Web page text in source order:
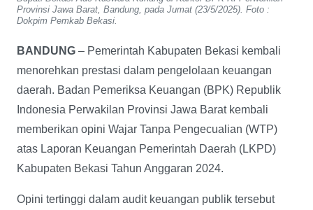
Provinsi Jawa Barat, Bandung, pada Jumat (23/5/2025). Foto :
Dokpim Pemkab Bekasi.
BANDUNG – Pemerintah Kabupaten Bekasi kembali
menorehkan prestasi dalam pengelolaan keuangan
daerah. Badan Pemeriksa Keuangan (BPK) Republik
Indonesia Perwakilan Provinsi Jawa Barat kembali
memberikan opini Wajar Tanpa Pengecualian (WTP)
atas Laporan Keuangan Pemerintah Daerah (LKPD)
Kabupaten Bekasi Tahun Anggaran 2024.
Opini tertinggi dalam audit keuangan publik tersebut